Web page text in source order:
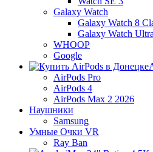
Galaxy Watch
Galaxy Watch 8
Galaxy Watch
WHOOP
Google
AirPods Pro
AirPods 4
AirPods Max 2 2026
Наушники
Samsung
Умные Очки VR
Ray Ban